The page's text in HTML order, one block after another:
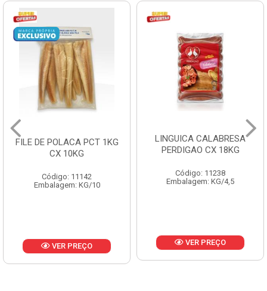
LINGUICA CALABRESA
PERDIGAO CX 18KG
Código: 11238
Embalagem: KG/4,5
VER PREÇO
MORTADELA
FRANGO CAIXA 14KG
Código: 1219
Embalagem: KG/14
VER PREÇO